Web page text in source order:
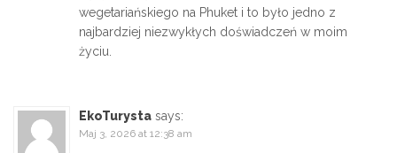
wegetariańskiego na Phuket i to było jedno z
najbardziej niezwykłych doświadczeń w moim
życiu.
EkoTurysta says:
Maj 3, 2026 at 12:38 am